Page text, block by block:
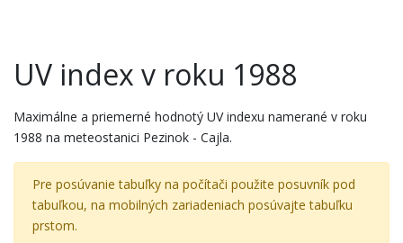
UV index v roku 1988
Maximálne a priemerné hodnotý UV indexu namerané v roku
1988 na meteostanici Pezinok - Cajla.
Pre posúvanie tabuľky na počítači použite posuvník pod
tabuľkou, na mobilných zariadeniach posúvajte tabuľku
prstom.